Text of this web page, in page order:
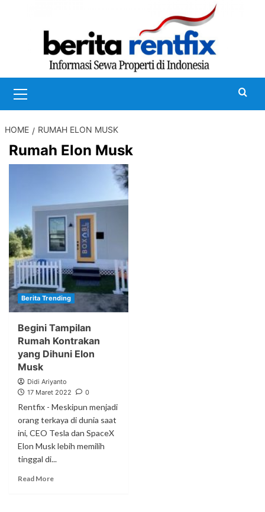
Menu
HOME RUMAH ELON MUSK
Rumah Elon Musk
Berita Trending
Begini Tampilan
Rumah Kontrakan
yang Dihuni Elon
Musk
Didi Ariyanto
17 Maret 2022
0
Rentfix - Meskipun menjadi
orang terkaya di dunia saat
ini, CEO Tesla dan SpaceX
Elon Musk lebih memilih
tinggal di...
Read More